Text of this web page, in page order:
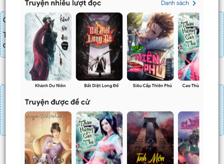
Chương truyện cần 25 LT để mua.
Truyện mua lẻ thì cứ Giá chương x Số chương, mua combo thì đến
danh sách combo tìm giá
Đăng nhập Nạp linh thạch
Mua 4 chương thì 3 chương sau sẽ không phải ấn mua.
Ví dụ bạn đang ở chương 100 và mua 4 chương thìchương
101,102,103sẽ không phải ấn mua.